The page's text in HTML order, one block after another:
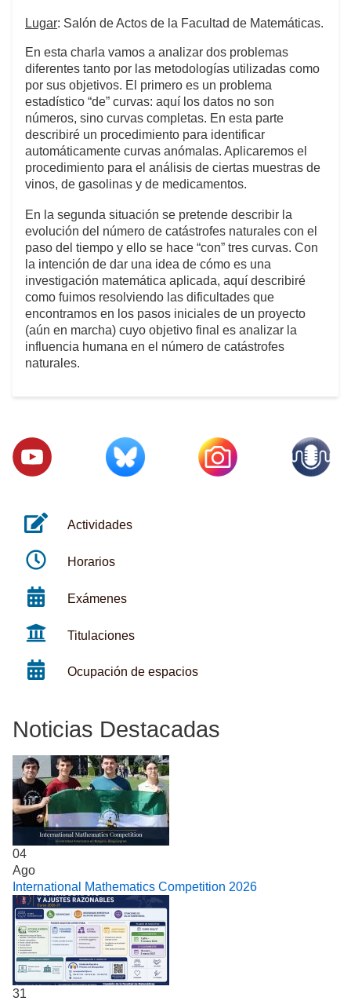
Lugar: Salón de Actos de la Facultad de Matemáticas.
En esta charla vamos a analizar dos problemas
diferentes tanto por las metodologías utilizadas como
por sus objetivos. El primero es un problema
estadístico “de” curvas: aquí los datos no son
números, sino curvas completas. En esta parte
describiré un procedimiento para identificar
automáticamente curvas anómalas. Aplicaremos el
procedimiento para el análisis de ciertas muestras de
vinos, de gasolinas y de medicamentos.
En la segunda situación se pretende describir la
evolución del número de catástrofes naturales con el
paso del tiempo y ello se hace “con” tres curvas. Con
la intención de dar una idea de cómo es una
investigación matemática aplicada, aquí describiré
como fuimos resolviendo las dificultades que
encontramos en los pasos iniciales de un proyecto
(aún en marcha) cuyo objetivo final es analizar la
influencia humana en el número de catástrofes
naturales.
Actividades
Horarios
Exámenes
Titulaciones
Ocupación de espacios
Noticias Destacadas
04
Ago
International Mathematics Competition 2026
31